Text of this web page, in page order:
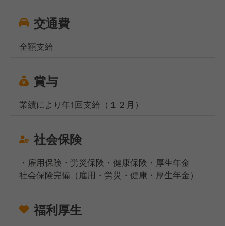
交通費
全額支給
賞与
業績により年1回支給（１２月）
社会保険
・雇用保険・労災保険・健康保険・厚生年金
社会保険完備（雇用・労災・健康・厚生年金）
福利厚生